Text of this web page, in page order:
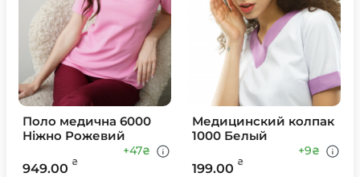
Поло медична 6000
Ніжно Рожевий
949.00 ₴
+47₴
Медицинский колпак
1000 Белый
199.00 ₴
+9₴